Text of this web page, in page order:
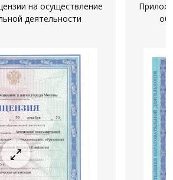
на осуществление
деятельности